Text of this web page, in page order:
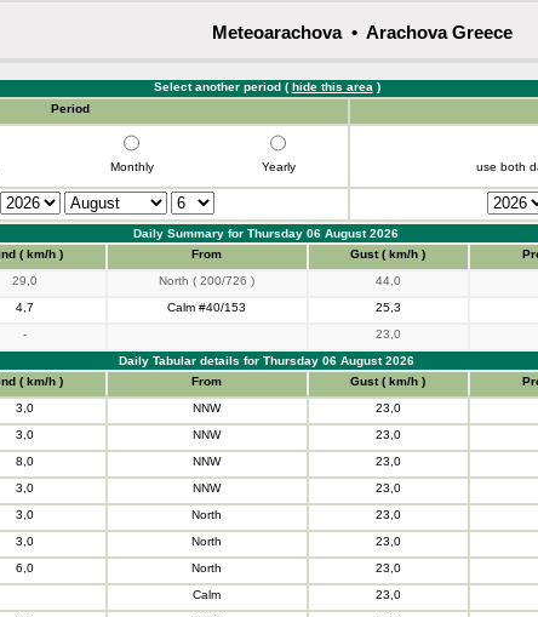
Meteoarachova • Arachova Greece